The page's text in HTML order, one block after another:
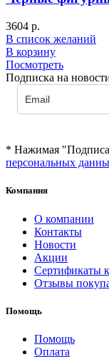
3604 р.
В список желаний
В корзину
Посмотреть
Подписка на
* Нажимая
персональных
Компания
О компании
Контакты
Новости
Акции
Сертификаты
Отзывы
Помощь
Помощь
Оплата